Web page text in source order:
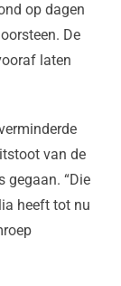
op dagen
De
laten
van de
gegaan. “Die
heeft tot nu